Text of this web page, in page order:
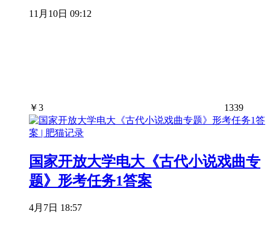
11月10日 09:12
￥3 1339
国家开放大学电大《古代小说戏曲专
题》形考任务1答案
4月7日 18:57